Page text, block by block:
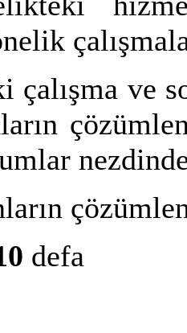
çalışma ve
defa